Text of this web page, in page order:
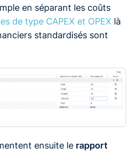
en séparant les coûts
de type CAPEX et OPEX là
standardisés sont
ensuite le rapport